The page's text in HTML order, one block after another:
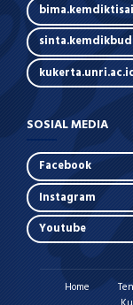
SOSIAL MEDIA
Facebook
Instagram
Youtube
Home